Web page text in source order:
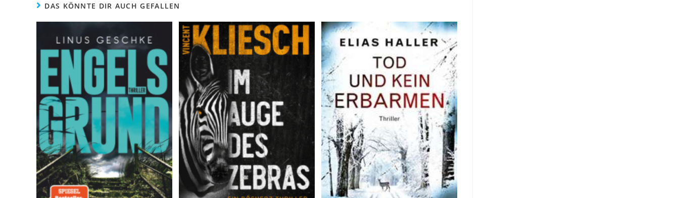
DAS KÖNNTE DIR AUCH GEFALLEN